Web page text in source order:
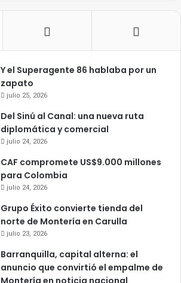
Y el Superagente 86 hablaba por un
zapato
julio 25, 2026
Del Sinú al Canal: una nueva ruta
diplomática y comercial
julio 24, 2026
CAF compromete US$9.000 millones
para Colombia
julio 24, 2026
Grupo Éxito convierte tienda del
norte de Montería en Carulla
julio 23, 2026
Barranquilla, capital alterna: el
anuncio que convirtió el empalme de